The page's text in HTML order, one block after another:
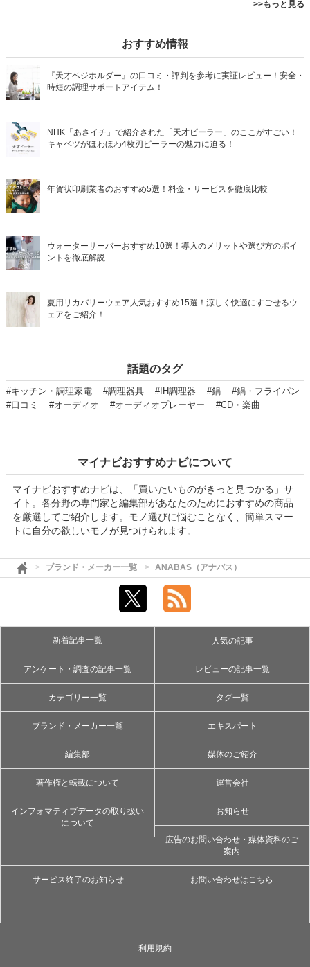
>>もっと見る
おすすめ情報
『天才ベジホルダー』の口コミ・評判を参考に実証レビュー！安全・
時短の調理サポートアイテム！
NHK「あさイチ」で紹介された「天才ピーラー」のここがすごい！
キャベツがほわほわ4枚刃ピーラーの魅力に迫る！
年賀状印刷業者のおすすめ5選！料金・サービスを徹底比較
ウォーターサーバーおすすめ10選！導入のメリットや選び方のポイ
ントを徹底解説
夏用リカバリーウェア人気おすすめ15選！涼しく快適にすごせるウ
ェアをご紹介！
話題のタグ
#キッチン・調理家電 #調理器具 #IH調理器 #鍋
#鍋・フライパン
#口コミ
#オーディオ #オーディオプレーヤー #CD・楽曲
マイナビおすすめナビについて
マイナビおすすめナビは、「買いたいものがきっと見つかる」サ
イト。各分野の専門家と編集部があなたのためにおすすめの商品
を厳選してご紹介します。モノ選びに悩むことなく、簡単スマー
トに自分の欲しいモノが見つけられます。
ブランド・メーカー一覧 ANABAS（アナバス）
新着記事一覧 人気の記事
アンケート・調査の記事一覧 レビューの記事一覧
カテゴリー一覧 タグ一覧
ブランド・メーカー一覧 エキスパート
編集部 媒体のご紹介
著作権と転載について 運営会社
インフォマティブデータの取り扱い
について
お知らせ
広告のお問い合わせ・媒体資料のご
案内
サービス終了のお知らせ お問い合わせはこちら
利用規約